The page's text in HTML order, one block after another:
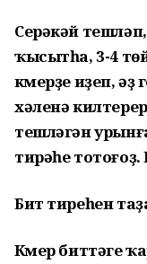
Серәкәй
ҡысытһа, 3-4
күмерҙе иҙеп,
хәленә
тешләгән
тирәһе
Бит тиреһен
Күмер биттәге